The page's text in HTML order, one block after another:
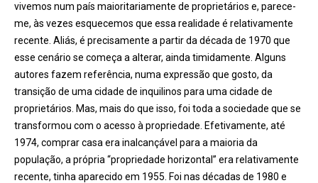
vivemos num país maioritariamente de proprietários e, parece-
me, às vezes esquecemos que essa realidade é relativamente
recente. Aliás, é precisamente a partir da década de 1970 que
esse cenário se começa a alterar, ainda timidamente. Alguns
autores fazem referência, numa expressão que gosto, da
transição de uma cidade de inquilinos para uma cidade de
proprietários. Mas, mais do que isso, foi toda a sociedade que se
transformou com o acesso à propriedade. Efetivamente, até
1974, comprar casa era inalcançável para a maioria da
população, a própria “propriedade horizontal” era relativamente
recente, tinha aparecido em 1955. Foi nas décadas de 1980 e